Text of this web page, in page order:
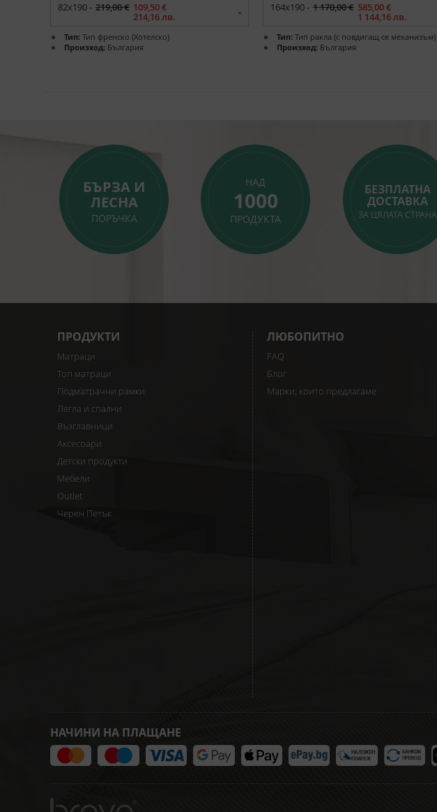
82x190 - 219,00 € 109,50 €
214,16 лв.
Тип: Тип френско (Хотелско)
Произход: България
164x190 - 1 170,00 € 585,00 €
1 144,16 лв.
Тип: Тип ракла (с повдигащ се механизъм)
Произход: България
БЪРЗА И
ЛЕСНА
ПОРЪЧКА
НАД
1000
ПРОДУКТА
БЕЗПЛАТНА
ДОСТАВКА
ЗА ЦЯЛАТА СТРАНА
ПРОДУКТИ
Матраци
Топ матраци
Подматрачни рамки
Легла и спални
Възглавници
Аксесоари
Детски продукти
Мебели
Outlet
Черен Петък
ЛЮБОПИТНО
FAQ
Блог
Марки, които предлагаме
НАЧИНИ НА ПЛАЩАНЕ